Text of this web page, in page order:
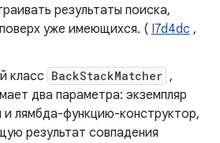
результаты поиска,
уже имеющихся. ( I7d4dc ,
класс BackStackMatcher ,
два параметра: экземпляр
и лямбда-функцию-конструктор,
результат совпадения